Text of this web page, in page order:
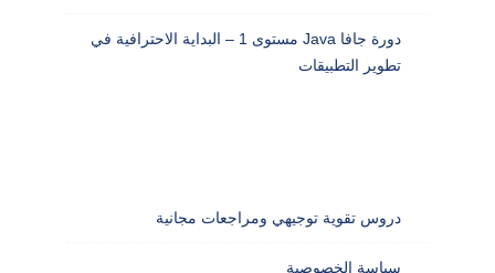
دورة جافا Java مستوى 1 – البداية الاحترافية في
تطوير التطبيقات
دروس تقوية توجيهي ومراجعات مجانية
سياسة الخصوصية